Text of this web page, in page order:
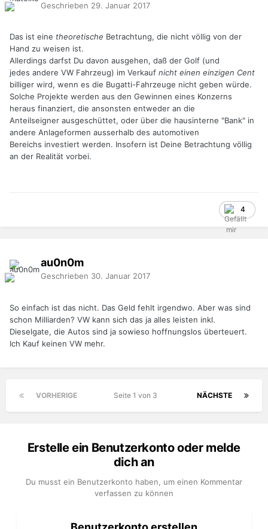
Geschrieben 29. Januar 2017
Das ist eine theoretische Betrachtung, die nicht völlig von der
Hand zu weisen ist.
Allerdings darfst Du davon ausgehen, daß der Golf (und
jedes andere VW Fahrzeug) im Verkauf nicht einen einzigen Cent
billiger wird, wenn es die Bugatti-Fahrzeuge nicht geben würde.
Solche Projekte werden aus den Gewinnen eines Konzerns
heraus finanziert, die ansonsten entweder an die
Anteilseigner ausgeschüttet, oder über die hausinterne "Bank" in
andere Anlageformen ausserhalb des automotiven
Bereichs investiert werden. Insofern ist Deine Betrachtung völlig
an der Realität vorbei.
4
au0n0m
Geschrieben 30. Januar 2017
So einfach ist das nicht. Das Geld fehlt irgendwo. Aber was sind
schon Milliarden? VW kann sich das ja alles leisten inkl.
Dieselgate, die Autos sind ja sowieso hoffnungslos überteuert.
Ich Kauf keinen VW mehr.
VORHERIGE NÄCHSTE
Seite 1 von 3
Erstelle ein Benutzerkonto oder melde
dich an
Du musst ein Benutzerkonto haben, um einen Kommentar
verfassen zu können